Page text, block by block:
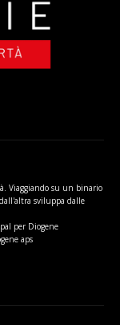
Viaggiando su un binario
sviluppa dalle
per Diogene
aps